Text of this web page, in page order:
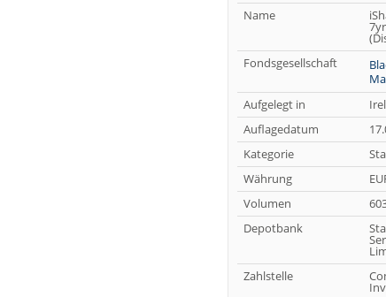
Name
Fondsgesellschaft
Aufgelegt in
Auflagedatum
Kategorie
Währung
Volumen
Depotbank
Zahlstelle